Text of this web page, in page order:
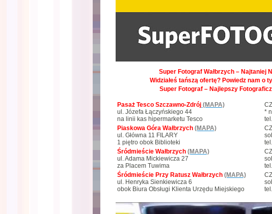
Super Fotograf Wałbrzych – Najtaniej
Widziałeś tańszą ofertę? Powiedz nam o
Super Fotograf – Najlepszy
Pasaż Tesco Szczawno-Zdrój (MAPA)
ul. Józefa Łączyńskiego 44
na linii kas hipermarketu Tesco
*
Piaskowa Góra Wałbrzych (MAPA)
ul. Główna 11 FILARY
1 piętro obok Biblioteki
Śródmieście Wałbrzych (MAPA)
ul. Adama Mickiewicza 27
za Placem Tuwima
Śródmieście Przy Ratusz Wałbrzych (MAPA)
ul. Henryka Sienkiewicza 6
obok Biura Obsługi Klienta Urzędu Miejskiego